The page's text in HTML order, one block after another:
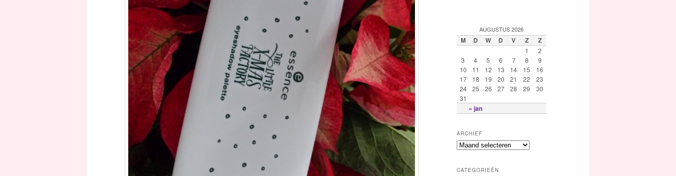
AUGUSTUS 2026
M D W D V Z Z
« jan
1
2
3
4 5 6 7 8
9
10
11 12 13 14 15
16
17
18 19 20 21 22
23
24
25 26 27 28 29
30
31
ARCHIEF
CATEGORIEËN